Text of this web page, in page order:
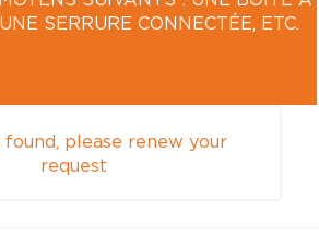
SERRURE CONNECTÉE, ETC.
found, please renew your
request